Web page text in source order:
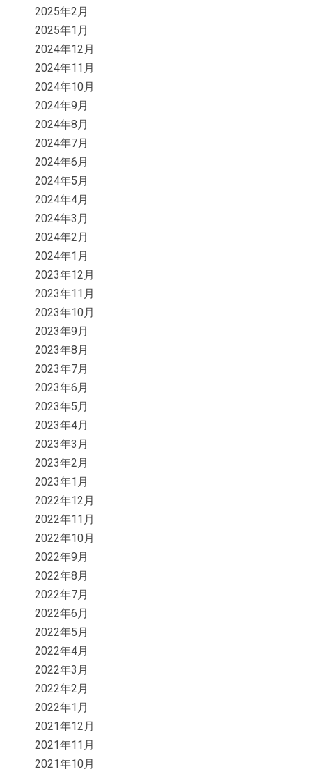
2025年2月
2025年1月
2024年12月
2024年11月
2024年10月
2024年9月
2024年8月
2024年7月
2024年6月
2024年5月
2024年4月
2024年3月
2024年2月
2024年1月
2023年12月
2023年11月
2023年10月
2023年9月
2023年8月
2023年7月
2023年6月
2023年5月
2023年4月
2023年3月
2023年2月
2023年1月
2022年12月
2022年11月
2022年10月
2022年9月
2022年8月
2022年7月
2022年6月
2022年5月
2022年4月
2022年3月
2022年2月
2022年1月
2021年12月
2021年11月
2021年10月